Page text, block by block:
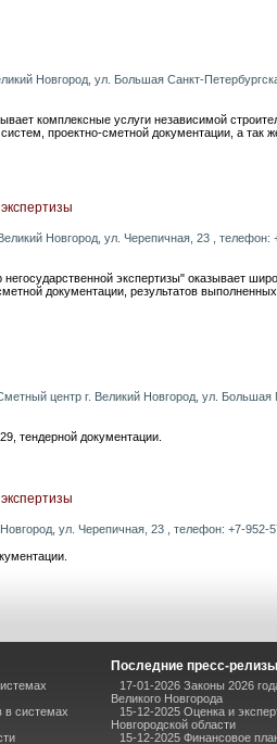
Новгород, ул. Большая Санкт-
комплексные услуги независимой
проектно-сметной документации, а так
Новгород, ул. Черепичная, 23 , телефон:
экспертизы" оказывает
документации, результатов
центр г. Великий Новгород, ул.
тендерной документации.
ул. Черепичная, 23 , телефон: +7-952-
в системах
Последние пресс-релизы
17-01-2026 Законы 2026
Великого Новгорода
15-12-2025 Оценка и
Новгородской области
15-12-2025 Финансовое